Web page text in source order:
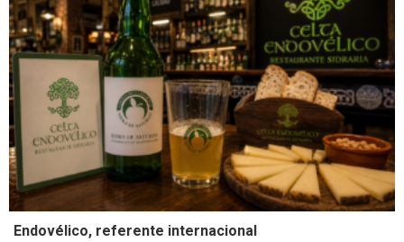
Endovélico, referente internacional